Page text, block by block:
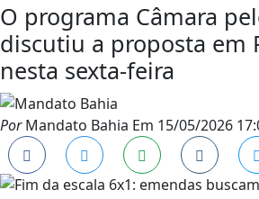
O programa Câmara
discutiu a proposta em
nesta sexta-feira
PorMandato Bahia Em 15/05/2026